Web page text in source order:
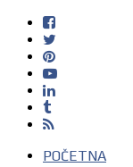
POČETNA